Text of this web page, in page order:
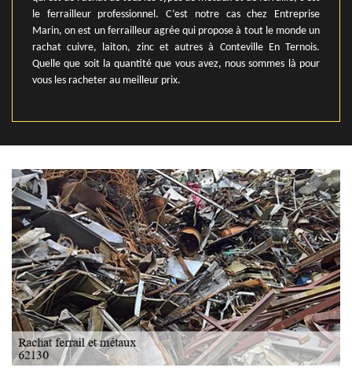
le ferrailleur professionnel. C’est notre cas chez Entreprise
Marin, on est un ferrailleur agrée qui propose à tout le monde un
rachat cuivre, laiton, zinc et autres à Conteville En Ternois.
Quelle que soit la quantité que vous avez, nous sommes là pour
vous les racheter au meilleur prix.